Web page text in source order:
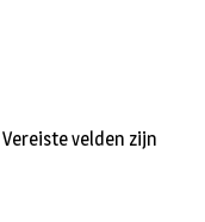
Vereiste velden zijn